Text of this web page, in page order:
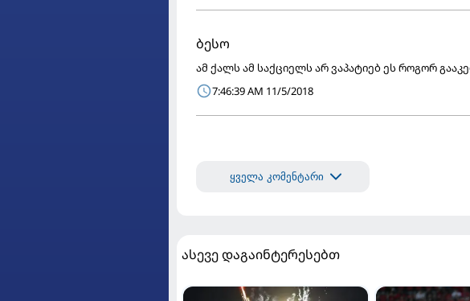
ბესო
ამ ქალს ამ საქციელს არ ვაპატიებ ეს როგორ
7:46:39 AM 11/5/2018
ყველა კომენტარი
ასევე დაგაინტერესებთ